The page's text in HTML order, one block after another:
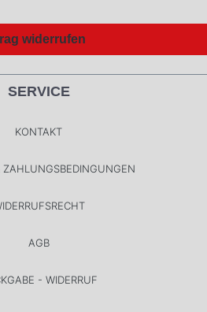
widerrufen
SERVICE
KONTAKT
ZAHLUNGSBEDINGUNGEN
AGB
- WIDERRUF